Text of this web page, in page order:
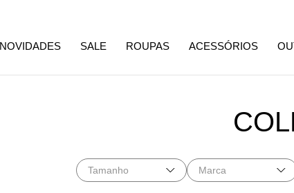
NOVIDADES SALE ROUPAS ACESSÓRIOS
Tamanho Marca